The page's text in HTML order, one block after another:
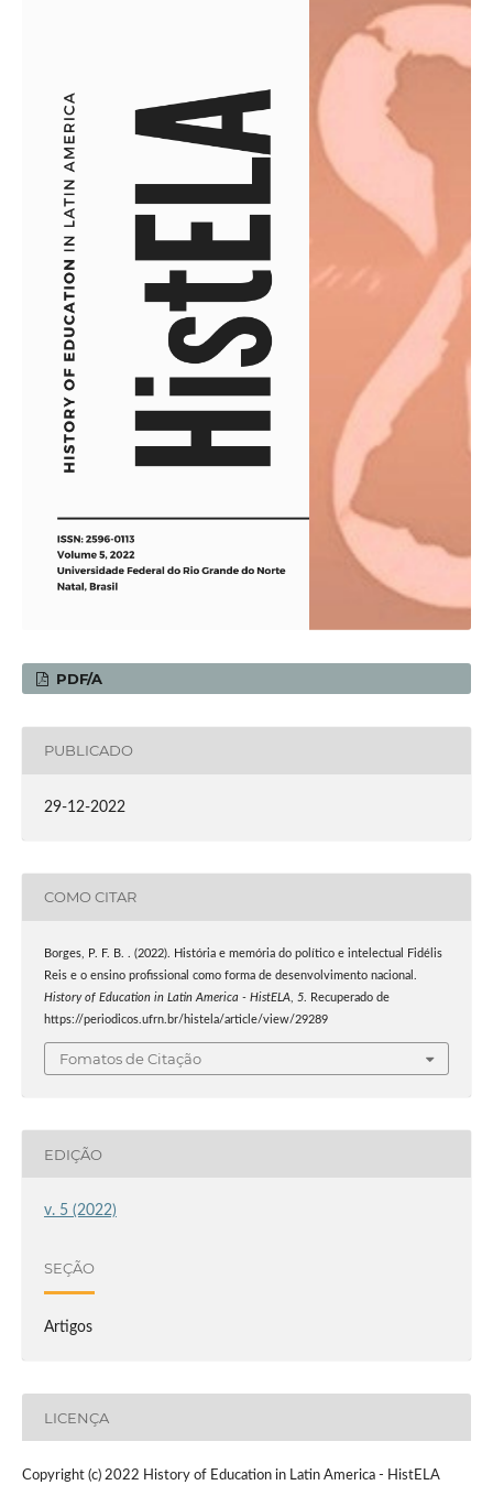
PDF/A
PUBLICADO
29-12-2022
COMO CITAR
Borges, P. F. B. . (2022). História e memória do político e intelectual Fidélis
Reis e o ensino profissional como forma de desenvolvimento nacional.
History of Education in Latin America - HistELA, 5. Recuperado de
https://periodicos.ufrn.br/histela/article/view/29289
Fomatos de Citação
EDIÇÃO
v. 5 (2022)
SEÇÃO
Artigos
LICENÇA
Copyright (c) 2022 History of Education in Latin America - HistELA